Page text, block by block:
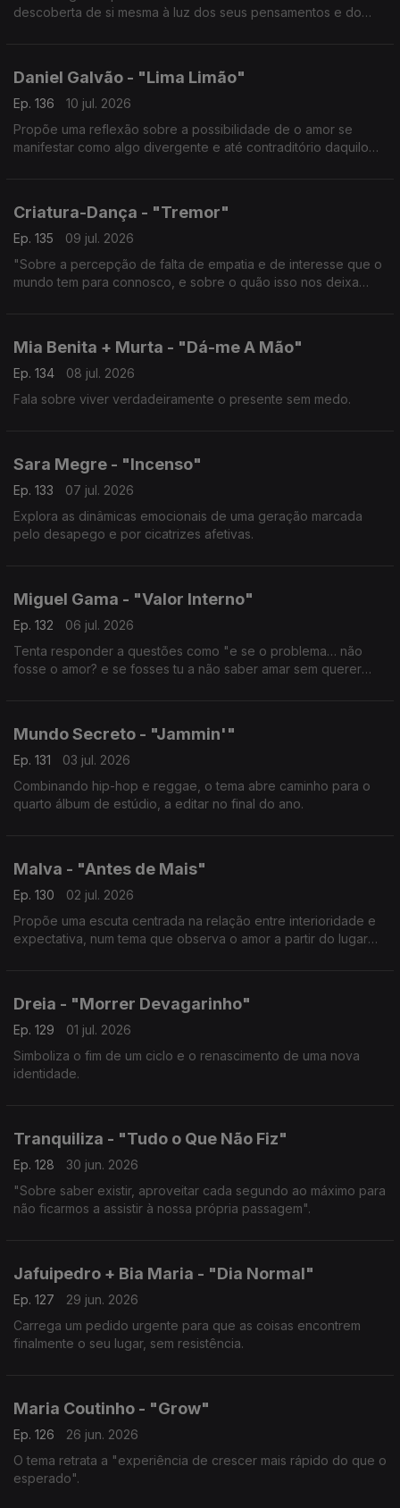
descoberta de si mesma à luz dos seus pensamentos e do
Daniel Galvão - "Lima Limão"
Ep. 136
10 jul. 2026
Propõe uma reflexão sobre a possibilidade de o amor se
manifestar como algo divergente e até contraditório daquilo
Criatura-Dança - "Tremor"
Ep. 135
09 jul. 2026
"Sobre a percepção de falta de empatia e de interesse que o
mundo tem para connosco, e sobre o quão isso nos deixa
Mia Benita + Murta - "Dá-me A Mão"
Ep. 134
08 jul. 2026
Fala sobre viver verdadeiramente o presente sem medo.
Sara Megre - "Incenso"
Ep. 133
07 jul. 2026
Explora as dinâmicas emocionais de uma geração marcada
pelo desapego e por cicatrizes afetivas.
Miguel Gama - "Valor Interno"
Ep. 132
06 jul. 2026
Tenta responder a questões como "e se o problema… não
fosse o amor? e se fosses tu a não saber amar sem querer
Mundo Secreto - "Jammin'"
Ep. 131
03 jul. 2026
Combinando hip-hop e reggae, o tema abre caminho para o
quarto álbum de estúdio, a editar no final do ano.
Malva - "Antes de Mais"
Ep. 130
02 jul. 2026
Propõe uma escuta centrada na relação entre interioridade e
expectativa, num tema que observa o amor a partir do lugar
Dreia - "Morrer Devagarinho"
Ep. 129
01 jul. 2026
Simboliza o fim de um ciclo e o renascimento de uma nova
identidade.
Tranquiliza - "Tudo o Que Não Fiz"
Ep. 128
30 jun. 2026
"Sobre saber existir, aproveitar cada segundo ao máximo para
não ficarmos a assistir à nossa própria passagem".
Jafuipedro + Bia Maria - "Dia Normal"
Ep. 127
29 jun. 2026
Carrega um pedido urgente para que as coisas encontrem
finalmente o seu lugar, sem resistência.
Maria Coutinho - "Grow"
Ep. 126
26 jun. 2026
O tema retrata a "experiência de crescer mais rápido do que o
esperado".